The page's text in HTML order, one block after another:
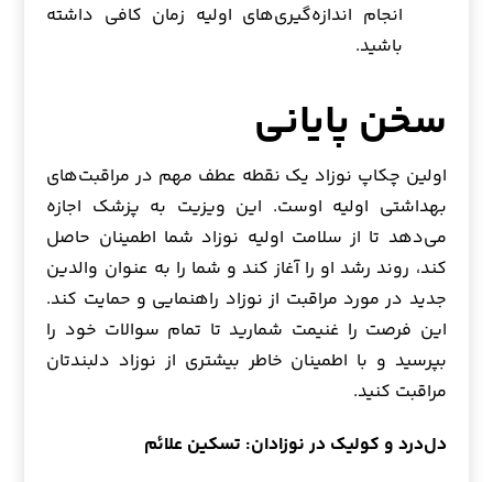
انجام اندازه‌گیری‌های اولیه زمان کافی داشته
باشید.
سخن پایانی
اولین چکاپ نوزاد یک نقطه عطف مهم در مراقبت‌های
بهداشتی اولیه اوست. این ویزیت به پزشک اجازه
می‌دهد تا از سلامت اولیه نوزاد شما اطمینان حاصل
کند، روند رشد او را آغاز کند و شما را به عنوان والدین
جدید در مورد مراقبت از نوزاد راهنمایی و حمایت کند.
این فرصت را غنیمت شمارید تا تمام سوالات خود را
بپرسید و با اطمینان خاطر بیشتری از نوزاد دلبندتان
مراقبت کنید.
دل‌درد و کولیک در نوزادان: تسکین علائم